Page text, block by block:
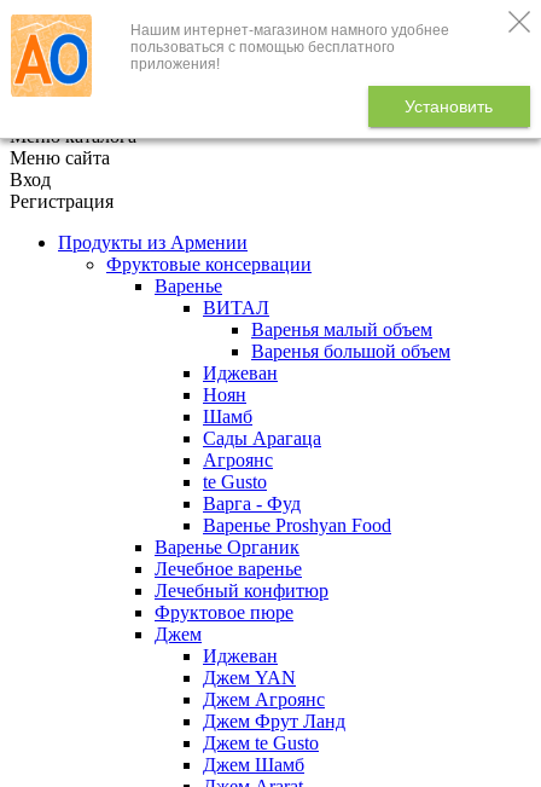
Нашим интернет-магазином намного удобнее
пользоваться с помощью бесплатного
приложения!
Установить
+7 (495) 646-888-1
В корзине
Меню каталога
Меню сайта
Вход
Регистрация
Продукты из Армении
Фруктовые консервации
Варенье
ВИТАЛ
Варенья малый объем
Варенья большой объем
Иджеван
Ноян
Шамб
Сады Арагаца
Агроянс
te Gusto
Варга - Фуд
Варенье Proshyan Food
Варенье Органик
Лечебное варенье
Лечебный конфитюр
Фруктовое пюре
Джем
Иджеван
Джем YAN
Джем Агроянс
Джем Фрут Ланд
Джем te Gusto
Джем Шамб